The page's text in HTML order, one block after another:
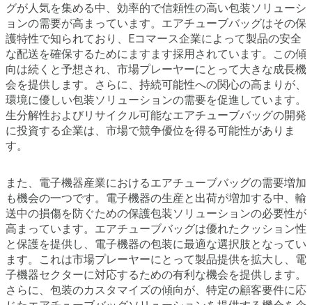
グが人気を集める中、効率的で信頼性の高い包装ソリューシ
ョンの需要が高まっています。エアチューブバッグはその保
護特性で知られており、Eコマース企業によって製品の安全
な配送を確保するためにますます採用されています。この傾
向は続くと予想され、市場プレーヤーにとって大きな成長機
会を提供します。さらに、持続可能性への関心の高まりが、
環境に優しい包装ソリューションの需要を促進しています。
生分解性およびリサイクル可能なエアチューブバッグの開発
に投資する企業は、市場で競争優位を得る可能性がありま
す。
また、電子機器産業におけるエアチューブバッグの需要増加
も機会の一つです。電子機器の生産と出荷が増加する中、輸
送中の損傷を防ぐための保護包装ソリューションの必要性が
高まっています。エアチューブバッグは優れたクッション性
と保護を提供し、電子機器の包装に最適な選択肢となってい
ます。これは市場プレーヤーにとって製品提供を拡大し、電
子機器セクターに対応するための有利な機会を提供します。
さらに、包装のカスタマイズの傾向が、特定の顧客要件に応